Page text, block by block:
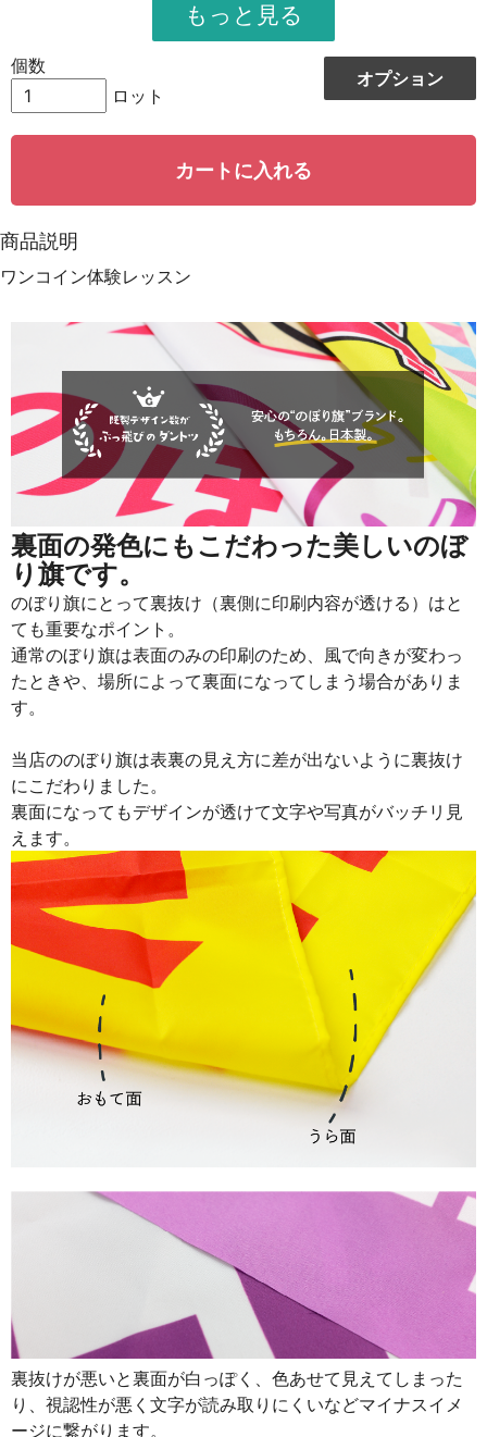
951
12324
13216
15 942 14130
939
18
18460
921 19341
22 919 20218
917 21091
24 915
25 913 22825
26
27 909 24543
28 907 25396
29 905 26245
31
32 899 28768
33 897 29601
34 895
893
32040
32856
38 887 33706
885 34515
35320
876
38456
874 39330
46 873 40158
47 872
オプション
個数
ロット
カートに入れる
商品説明
ワンコイン体験レッスン
裏面の発色にもこだわった美しいのぼ
り旗です。
のぼり旗にとって裏抜け（裏側に印刷内容が透ける）はと
ても重要なポイント。
通常のぼり旗は表面のみの印刷のため、風で向きが変わっ
たときや、場所によって裏面になってしまう場合がありま
す。
当店ののぼり旗は表裏の見え方に差が出ないように裏抜け
にこだわりました。
裏面になってもデザインが透けて文字や写真がバッチリ見
えます。
裏抜けが悪いと裏面が白っぽく、色あせて見えてしまった
り、視認性が悪く文字が読み取りにくいなどマイナスイメ
ージに繋がります。